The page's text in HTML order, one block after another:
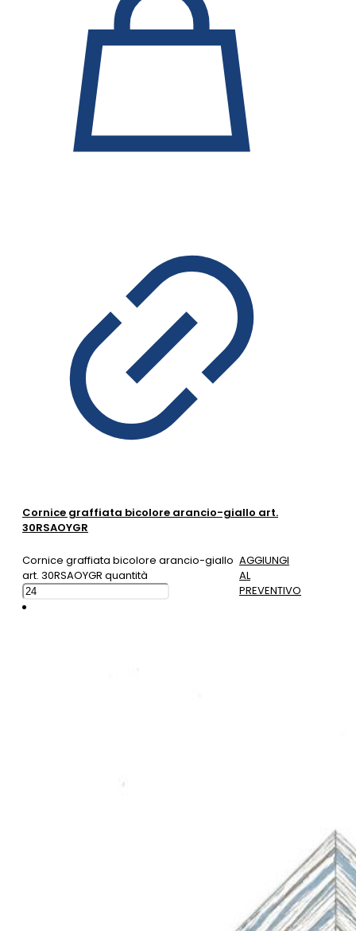
Cornice graffiata bicolore arancio-giallo art.
30RSAOYGR
Cornice graffiata bicolore arancio-giallo
art. 30RSAOYGR quantità
AGGIUNGI
AL
PREVENTIVO